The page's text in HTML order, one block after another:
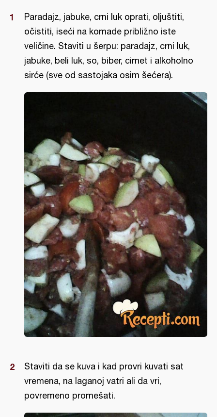
Paradajz, jabuke, crni luk oprati, oljuštiti,
očistiti, iseći na komade približno iste
veličine. Staviti u šerpu: paradajz, crni luk,
jabuke, beli luk, so, biber, cimet i alkoholno
sirće (sve od sastojaka osim šećera).
Staviti da se kuva i kad provri kuvati sat
vremena, na laganoj vatri ali da vri,
povremeno promešati.